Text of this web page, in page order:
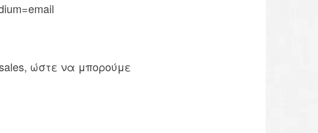
ώστε να μπορούμε